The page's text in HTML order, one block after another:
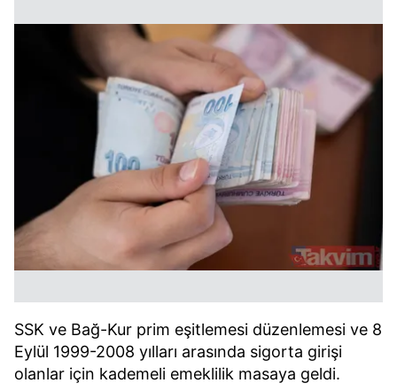
SSK ve Bağ-Kur prim eşitlemesi düzenlemesi ve 8
Eylül 1999-2008 yılları arasında sigorta girişi
olanlar için kademeli emeklilik masaya geldi.